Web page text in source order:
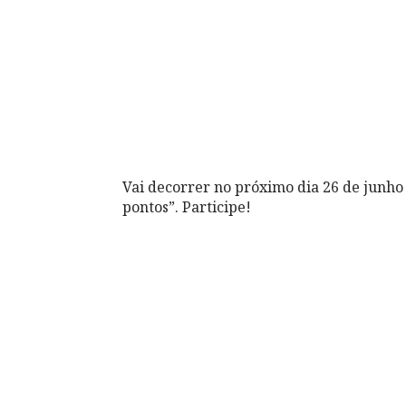
Vai decorrer no próximo dia 26 de
pontos”. Participe!